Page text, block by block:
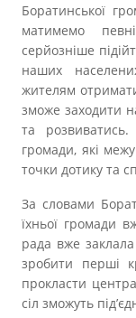
Боратинської
матимемо
серйозніше
наших
жителям
зможе заходити
та
громади, які
точки дотику та
За словами
їхньої громади
рада вже
зробити перші
прокласти
сіл зможуть